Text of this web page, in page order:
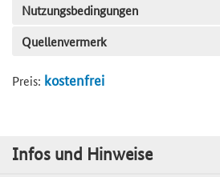
Nutzungsbedingungen
Quellenvermerk
Preis: kostenfrei
Infos und Hinweise